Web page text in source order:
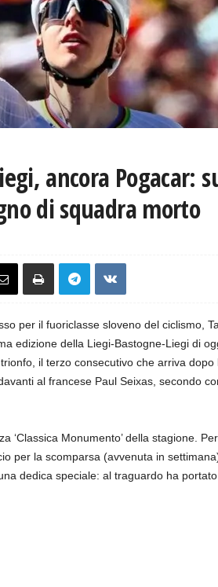
ancora Pogacar:
di squadra morto
per il fuoriclasse sloveno del ciclismo,
edizione della Liegi-Bastogne-Liegi di
il terzo consecutivo che arriva
al francese Paul Seixas, secondo
‘Classica Monumento’ della stagione.
per la scomparsa (avvenuta in
dedica speciale: al traguardo ha